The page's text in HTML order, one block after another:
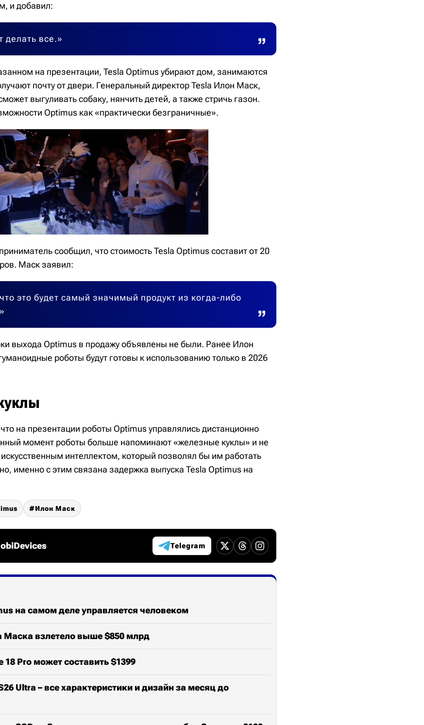
и добавил:
делать все.»
на презентации, Tesla Optimus убирают дом, занимаются
почту от двери. Генеральный директор Tesla Илон Маск,
выгуливать собаку, нянчить детей, а также стричь газон.
Optimus как «практически безграничные».
сообщил, что стоимость Tesla Optimus составит от 20
Маск заявил:
это будет самый значимый продукт из когда-либо
выхода Optimus в продажу объявлены не были. Ранее Илон
роботы будут готовы к использованию только в 2026
на презентации роботы Optimus управлялись дистанционно
момент роботы больше напоминают «железные куклы» и не
интеллектом, который позволял бы им работать
именно с этим связана задержка выпуска Tesla Optimus на
Илон Маск
Telegram
на самом деле управляется человеком
Маска взлетело выше $850 млрд
18 Pro может составить $1399
Ultra – все характеристики и дизайн за месяц до